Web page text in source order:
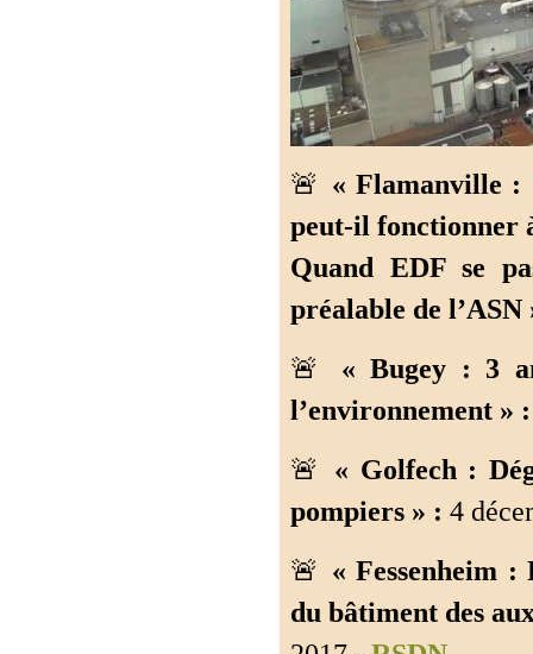
🚨 « Flamanville :
peut-il fonctionner
Quand EDF se
préalable de l’ASN
🚨 « Bugey : 3
l’environnement » :
🚨 « Golfech :
pompiers » : 4
🚨 « Fessenheim :
du bâtiment des